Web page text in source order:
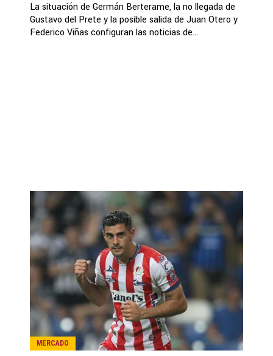
La situación de Germán Berterame, la no llegada de
Gustavo del Prete y la posible salida de Juan Otero y
Federico Viñas configuran las noticias de...
MERCADO